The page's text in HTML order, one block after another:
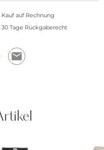
Kauf auf Rechnung
30 Tage Rückgaberecht